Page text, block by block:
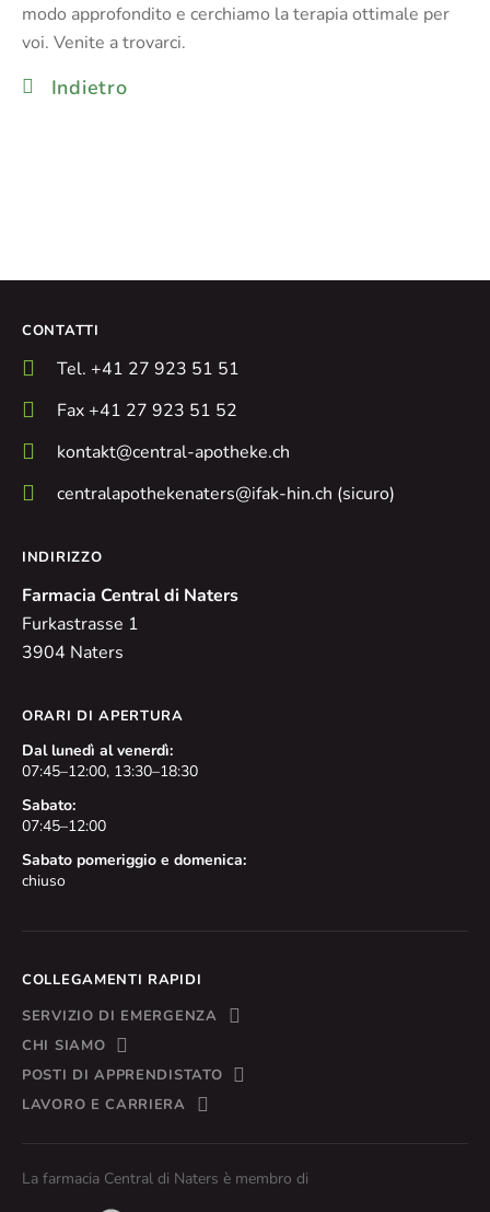
modo approfondito e cerchiamo la terapia ottimale per
voi. Venite a trovarci.
Indietro
CONTATTI
Tel. +41 27 923 51 51
Fax +41 27 923 51 52
kontakt@central-apotheke.ch
centralapothekenaters@ifak-hin.ch (sicuro)
INDIRIZZO
Farmacia Central di Naters
Furkastrasse 1
3904 Naters
ORARI DI APERTURA
Dal lunedì al venerdì:
07:45–12:00, 13:30–18:30
Sabato:
07:45–12:00
Sabato pomeriggio e domenica:
chiuso
COLLEGAMENTI RAPIDI
SERVIZIO DI EMERGENZA
CHI SIAMO
POSTI DI APPRENDISTATO
LAVORO E CARRIERA
La farmacia Central di Naters è membro di